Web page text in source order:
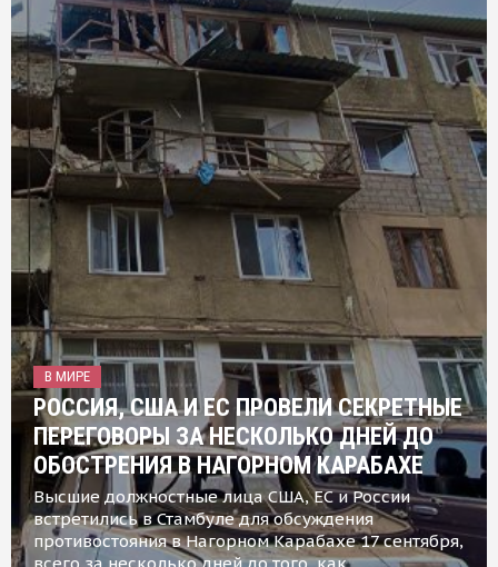
В МИРЕ
РОССИЯ, США И ЕС ПРОВЕЛИ СЕКРЕТНЫЕ
ПЕРЕГОВОРЫ ЗА НЕСКОЛЬКО ДНЕЙ ДО
ОБОСТРЕНИЯ В НАГОРНОМ КАРАБАХЕ
Высшие должностные лица США, ЕС и России
встретились в Стамбуле для обсуждения
противостояния в Нагорном Карабахе 17 сентября,
всего за несколько дней до того, как